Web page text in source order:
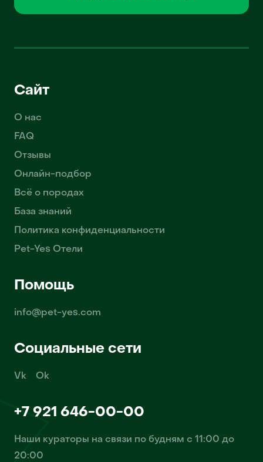
Сайт
О нас
FAQ
Отзывы
Онлайн-подбор
Всё о породах
База знаний
Политика конфиденциальности
Pet-Yes Отели
Помощь
info@pet-yes.com
Социальные сети
Vk Ok
+7 921 646-00-00
Наши кураторы на связи по будням с 11:00 до
20:00